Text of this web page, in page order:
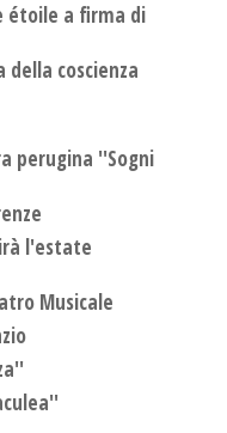
étoile a firma di
della coscienza
perugina ''Sogni
l'estate
Musicale